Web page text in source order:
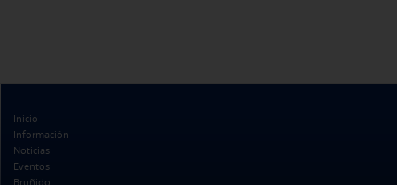
Inicio
Información
Noticias
Eventos
Bruñido